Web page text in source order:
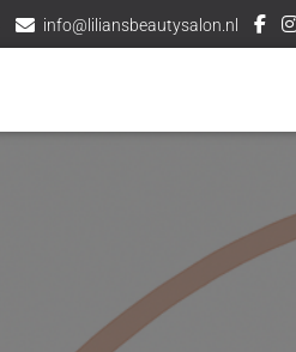
info@liliansbeautysalon.nl